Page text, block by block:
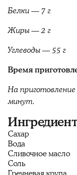
Белки — 7 г
Жиры — 2 г
Углеводы — 55 г
Время
На
минут.
Сахар
Вода
Сливочное масло
Соль